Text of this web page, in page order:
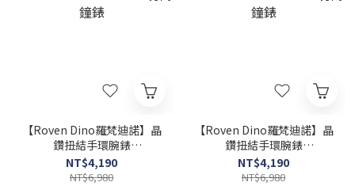
【Roven Dino羅梵迪諾】晶
鑽扭結手環腕錶
RD6099BU-398 28mm 現
代鐘錶
NT$4,190
NT$6,980
【Roven Dino羅梵迪諾】晶
鑽扭結手環腕錶
RD6099RG-398 28mm 現
代鐘錶
NT$4,190
NT$6,980